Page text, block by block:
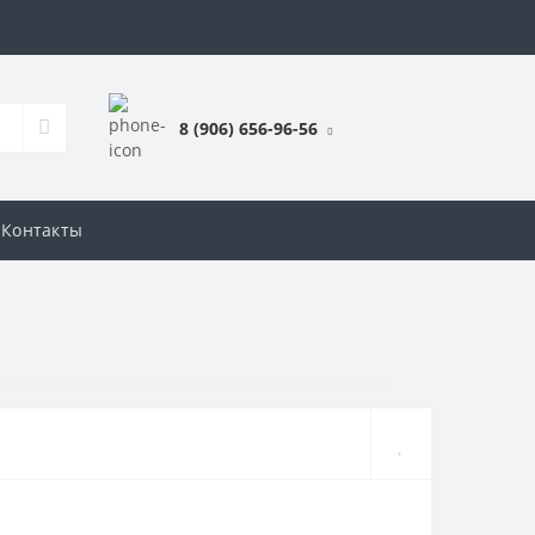
8 (906) 656-96-56
Контакты